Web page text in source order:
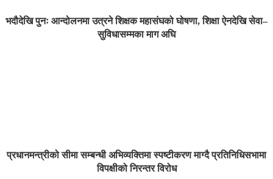
भदौदेखि पुनः आन्दोलनमा उत्रने शिक्षक महासंघको घोषणा, शिक्षा ऐनदेखि सेवा–
सुविधासम्मका माग अघि
प्रधानमन्त्रीको सीमा सम्बन्धी अभिव्यक्तिमा स्पष्टीकरण माग्दै प्रतिनिधिसभामा
विपक्षीको निरन्तर विरोध